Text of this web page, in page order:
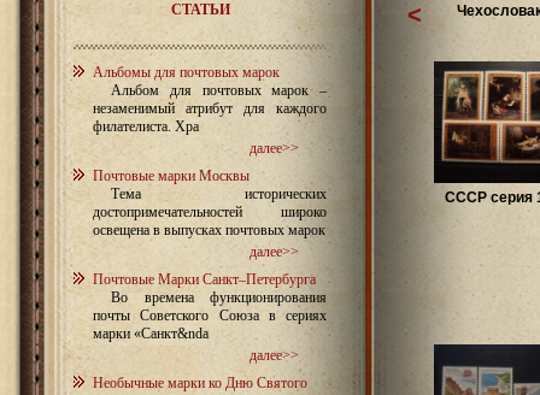
СТАТЬИ
Альбомы для почтовых марок
Альбом для почтовых марок –
незаменимый атрибут для каждого
филателиста. Хра
далее>>
Почтовые марки Москвы
Тема исторических
достопримечательностей широко
освещена в выпусках почтовых марок
далее>>
Почтовые Марки Санкт–Петербурга
Во времена функционирования
почты Советского Союза в сериях
марки «Санкт&nda
далее>>
Необычные марки ко Дню Святого
СССР серия
<